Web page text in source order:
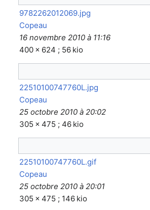
9782262012069.jpg
Copeau
16 novembre 2010 à 11:16
400 × 624 ; 56 kio
22510100747760L.jpg
Copeau
25 octobre 2010 à 20:02
305 × 475 ; 46 kio
22510100747760L.gif
Copeau
25 octobre 2010 à 20:01
305 × 475 ; 146 kio